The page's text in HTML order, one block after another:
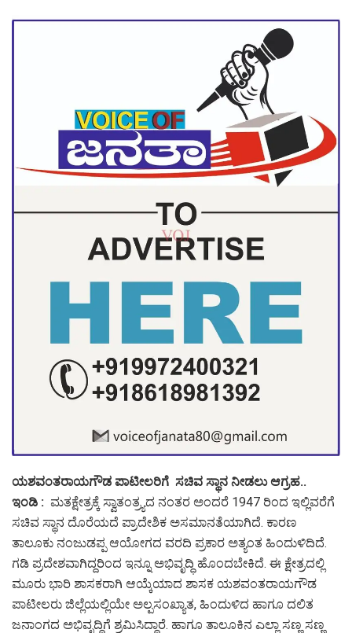
ಯಶವಂತರಾಯಗೌಡ ಪಾಟೀಲರಿಗೆ ಸಚಿವ ಸ್ಥಾನ ನೀಡಲು ಆಗ್ರಹ..
ಇಂಡಿ : ಮತಕ್ಷೇತ್ರಕ್ಕೆ ಸ್ವಾತಂತ್ರ್ಯದ ನಂತರ ಅಂದರೆ 1947 ರಿಂದ ಇಲ್ಲಿವರೆಗೆ
ಸಚಿವ ಸ್ಥಾನ ದೊರೆಯದೆ ಪ್ರಾದೇಶಿಕ ಅಸಮಾನತೆಯಾಗಿದೆ. ಕಾರಣ
ತಾಲೂಕು ನಂಜುಡಪ್ಪ ಆಯೋಗದ ವರದಿ ಪ್ರಕಾರ ಅತ್ಯಂತ ಹಿಂದುಳಿದಿದೆ.
ಗಡಿ ಪ್ರದೇಶವಾಗಿದ್ದರಿಂದ ಇನ್ನೂ ಅಭಿವೃದ್ಧಿ ಹೊಂದಬೇಕಿದೆ. ಈ ಕ್ಷೇತ್ರದಲ್ಲಿ
ಮೂರು ಭಾರಿ ಶಾಸಕರಾಗಿ ಆಯ್ಕೆಯಾದ ಶಾಸಕ ಯಶವಂತರಾಯಗೌಡ
ಪಾಟೀಲರು ಜಿಲ್ಲೆಯಲ್ಲಿಯೇ ಅಲ್ಪಸಂಖ್ಯಾತ, ಹಿಂದುಳಿದ ಹಾಗೂ ದಲಿತ
ಜನಾಂಗದ ಅಭಿವೃದ್ಧಿಗೆ ಶ್ರಮಿಸಿದ್ದಾರೆ. ಹಾಗೂ ತಾಲೂಕಿನ ಎಲ್ಲಾ ಸಣ್ಣ ಸಣ್ಣ